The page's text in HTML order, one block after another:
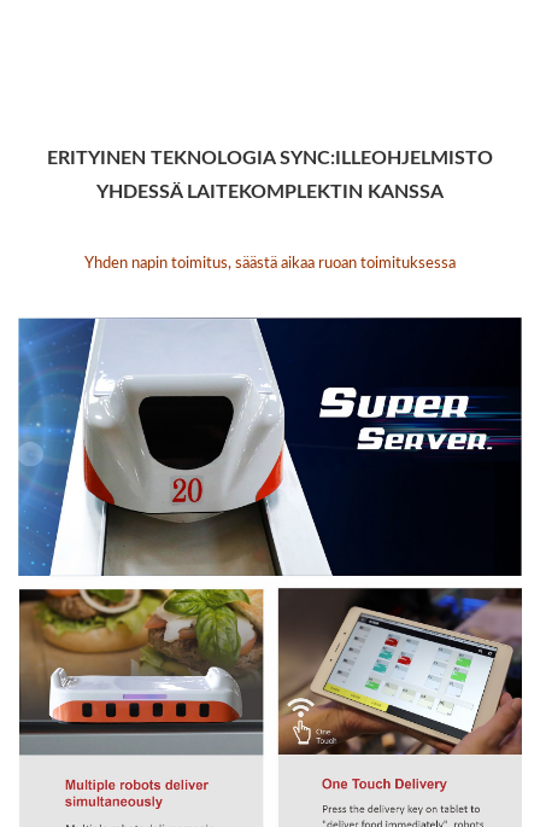
ERITYINEN TEKNOLOGIA SYNC:ILLEOHJELMISTO
YHDESSÄ LAITEKOMPLEKTIN KANSSA
Yhden napin toimitus, säästä aikaa ruoan toimituksessa